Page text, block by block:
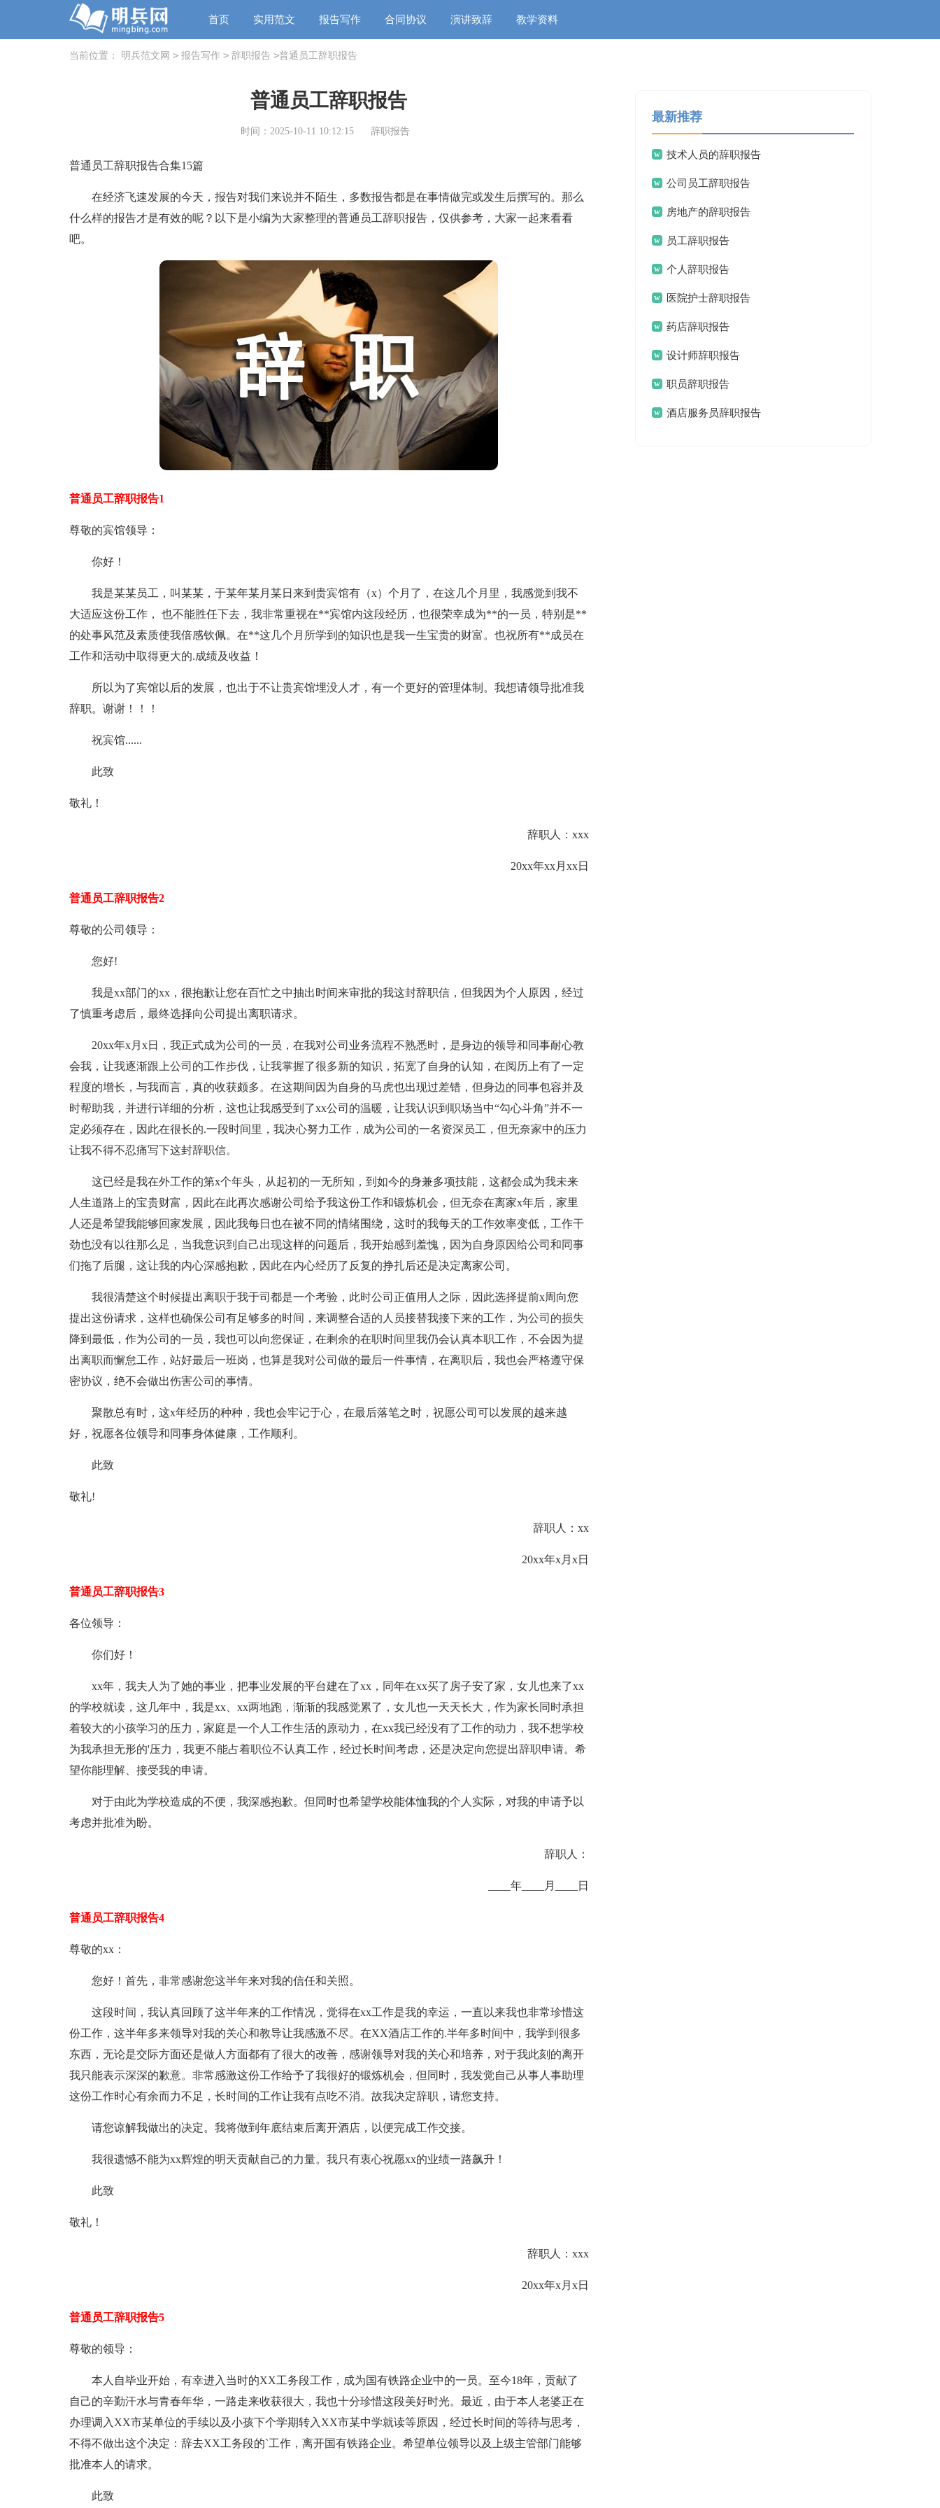
首页 实用范文 报告写作 合同协议 演讲致辞 教学资料
当前位置： 明兵范文网 > 报告写作 > 辞职报告 >普通员工辞职报告
普通员工辞职报告
时间：2025-10-11 10:12:15 辞职报告
普通员工辞职报告合集15篇
在经济飞速发展的今天，报告对我们来说并不陌生，多数报告都是在事情做完或发生后撰写的。那么
什么样的报告才是有效的呢？以下是小编为大家整理的普通员工辞职报告，仅供参考，大家一起来看看
吧。
普通员工辞职报告1
尊敬的宾馆领导：
你好！
我是某某员工，叫某某，于某年某月某日来到贵宾馆有（x）个月了，在这几个月里，我感觉到我不
大适应这份工作， 也不能胜任下去，我非常重视在**宾馆内这段经历，也很荣幸成为**的一员，特别是**
的处事风范及素质使我倍感钦佩。在**这几个月所学到的知识也是我一生宝贵的财富。也祝所有**成员在
工作和活动中取得更大的.成绩及收益！
所以为了宾馆以后的发展，也出于不让贵宾馆埋没人才，有一个更好的管理体制。我想请领导批准我
辞职。谢谢！！！
祝宾馆......
此致
敬礼！
辞职人：xxx
20xx年xx月xx日
普通员工辞职报告2
尊敬的公司领导：
您好!
我是xx部门的xx，很抱歉让您在百忙之中抽出时间来审批的我这封辞职信，但我因为个人原因，经过
了慎重考虑后，最终选择向公司提出离职请求。
20xx年x月x日，我正式成为公司的一员，在我对公司业务流程不熟悉时，是身边的领导和同事耐心教
会我，让我逐渐跟上公司的工作步伐，让我掌握了很多新的知识，拓宽了自身的认知，在阅历上有了一定
程度的增长，与我而言，真的收获颇多。在这期间因为自身的马虎也出现过差错，但身边的同事包容并及
时帮助我，并进行详细的分析，这也让我感受到了xx公司的温暖，让我认识到职场当中“勾心斗角”并不一
定必须存在，因此在很长的.一段时间里，我决心努力工作，成为公司的一名资深员工，但无奈家中的压力
让我不得不忍痛写下这封辞职信。
这已经是我在外工作的第x个年头，从起初的一无所知，到如今的身兼多项技能，这都会成为我未来
人生道路上的宝贵财富，因此在此再次感谢公司给予我这份工作和锻炼机会，但无奈在离家x年后，家里
人还是希望我能够回家发展，因此我每日也在被不同的情绪围绕，这时的我每天的工作效率变低，工作干
劲也没有以往那么足，当我意识到自己出现这样的问题后，我开始感到羞愧，因为自身原因给公司和同事
们拖了后腿，这让我的内心深感抱歉，因此在内心经历了反复的挣扎后还是决定离家公司。
我很清楚这个时候提出离职于我于司都是一个考验，此时公司正值用人之际，因此选择提前x周向您
提出这份请求，这样也确保公司有足够多的时间，来调整合适的人员接替我接下来的工作，为公司的损失
降到最低，作为公司的一员，我也可以向您保证，在剩余的在职时间里我仍会认真本职工作，不会因为提
出离职而懈怠工作，站好最后一班岗，也算是我对公司做的最后一件事情，在离职后，我也会严格遵守保
密协议，绝不会做出伤害公司的事情。
聚散总有时，这x年经历的种种，我也会牢记于心，在最后落笔之时，祝愿公司可以发展的越来越
好，祝愿各位领导和同事身体健康，工作顺利。
此致
敬礼!
辞职人：xx
20xx年x月x日
普通员工辞职报告3
各位领导：
你们好！
xx年，我夫人为了她的事业，把事业发展的平台建在了xx，同年在xx买了房子安了家，女儿也来了xx
的学校就读，这几年中，我是xx、xx两地跑，渐渐的我感觉累了，女儿也一天天长大，作为家长同时承担
着较大的小孩学习的压力，家庭是一个人工作生活的原动力，在xx我已经没有了工作的动力，我不想学校
为我承担无形的'压力，我更不能占着职位不认真工作，经过长时间考虑，还是决定向您提出辞职申请。希
望你能理解、接受我的申请。
对于由此为学校造成的不便，我深感抱歉。但同时也希望学校能体恤我的个人实际，对我的申请予以
考虑并批准为盼。
辞职人：
____年____月____日
普通员工辞职报告4
尊敬的xx：
您好！首先，非常感谢您这半年来对我的信任和关照。
这段时间，我认真回顾了这半年来的工作情况，觉得在xx工作是我的幸运，一直以来我也非常珍惜这
份工作，这半年多来领导对我的关心和教导让我感激不尽。在XX酒店工作的.半年多时间中，我学到很多
东西，无论是交际方面还是做人方面都有了很大的改善，感谢领导对我的关心和培养，对于我此刻的离开
我只能表示深深的歉意。非常感激这份工作给予了我很好的锻炼机会，但同时，我发觉自己从事人事助理
这份工作时心有余而力不足，长时间的工作让我有点吃不消。故我决定辞职，请您支持。
请您谅解我做出的决定。我将做到年底结束后离开酒店，以便完成工作交接。
我很遗憾不能为xx辉煌的明天贡献自己的力量。我只有衷心祝愿xx的业绩一路飙升！
此致
敬礼！
辞职人：xxx
20xx年x月x日
普通员工辞职报告5
尊敬的领导：
本人自毕业开始，有幸进入当时的XX工务段工作，成为国有铁路企业中的一员。至今18年，贡献了
自己的辛勤汗水与青春年华，一路走来收获很大，我也十分珍惜这段美好时光。最近，由于本人老婆正在
办理调入XX市某单位的手续以及小孩下个学期转入XX市某中学就读等原因，经过长时间的等待与思考，
不得不做出这个决定：辞去XX工务段的`工作，离开国有铁路企业。希望单位领导以及上级主管部门能够
批准本人的请求。
此致
最新推荐
技术人员的辞职报告
公司员工辞职报告
房地产的辞职报告
员工辞职报告
个人辞职报告
医院护士辞职报告
药店辞职报告
设计师辞职报告
职员辞职报告
酒店服务员辞职报告